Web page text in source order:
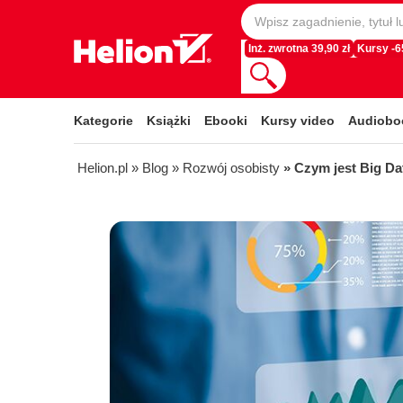
Inż. zwrotna 39,90 zł Kursy -
Kategorie Książki Ebooki Kursy video
Helion.pl » Blog » Rozwój osobisty » Czym jest Big